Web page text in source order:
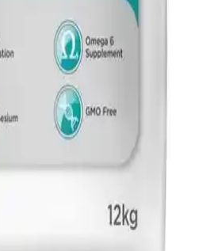
premium kuru mama. İçerik protein
yağıyla cilt-tüy sağlığı destekler;
uyumlu olabilir.
Kedi Maması ile Yaş Mama
Sağlık İçin Destek
Maması ile Yaş Mama Seti, kedilerin
dengeli mineral profili, yüksek
kaynakları sunar. Omega-3 ve
destekler.
destekleyen ürün